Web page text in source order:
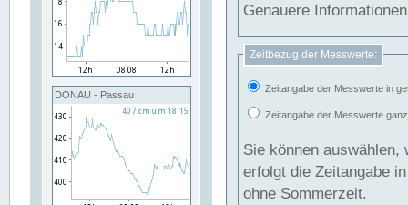
DONAU - Passau
Genauere
Zeitbezug der Messwerte:
Zeitangabe der Messwerte in
Zeitangabe der Messwerte
Sie können auswählen,
erfolgt die Zeitangabe
ohne Sommerzeit.